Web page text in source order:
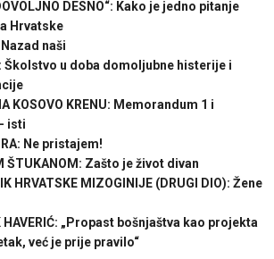
DESNO“: Kako je jedno pitanje
Hrvatske
Nazad naši
Školstvo u doba domoljubne histerije i
KOSOVO KRENU: Memorandum 1 i
isti
Ne pristajem!
ŠTUKANOM: Zašto je život divan
HRVATSKE MIZOGINIJE (DRUGI DIO): Žene
HAVERIĆ: „Propast bošnjaštva kao projekta
već je prije pravilo“